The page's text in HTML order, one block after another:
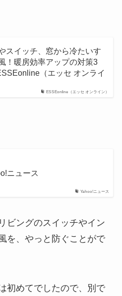
ESSEonline（エッセ オンライン）
スイッチ、窓から冷たいす
！暖房効率アップの対策3
（エッセ オンライ
Yahoo!ニュース
ニュース
ビングのスイッチやイン
を、やっと防ぐことがで
初めてでしたので、別で